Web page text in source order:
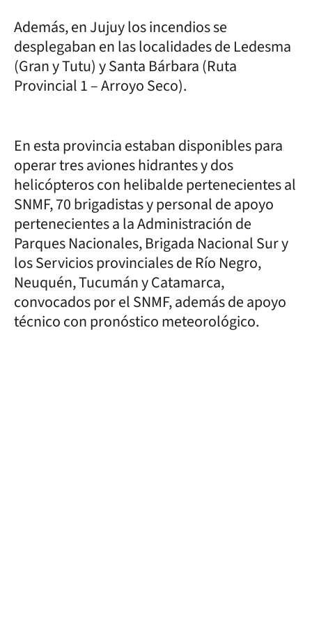
Además, en Jujuy los incendios se
desplegaban en las localidades de Ledesma
(Gran y Tutu) y Santa Bárbara (Ruta
Provincial 1 – Arroyo Seco).
En esta provincia estaban disponibles para
operar tres aviones hidrantes y dos
helicópteros con helibalde pertenecientes al
SNMF, 70 brigadistas y personal de apoyo
pertenecientes a la Administración de
Parques Nacionales, Brigada Nacional Sur y
los Servicios provinciales de Río Negro,
Neuquén, Tucumán y Catamarca,
convocados por el SNMF, además de apoyo
técnico con pronóstico meteorológico.